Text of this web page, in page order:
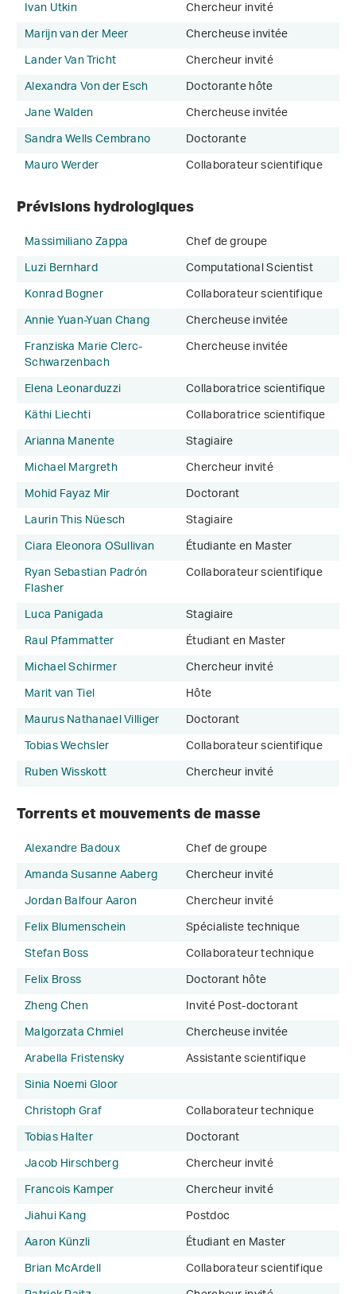
Ivan Utkin
Chercheur invité
Marijn van der Meer
Chercheuse invitée
Lander Van Tricht
Chercheur invité
Alexandra Von der Esch
Doctorante hôte
Jane Walden
Chercheuse invitée
Sandra Wells Cembrano
Doctorante
Mauro Werder
Collaborateur scientifique
Prévisions hydrologiques
Massimiliano Zappa
Chef de groupe
Luzi Bernhard
Computational Scientist
Konrad Bogner
Collaborateur scientifique
Annie Yuan-Yuan Chang
Chercheuse invitée
Franziska Marie Clerc-
Schwarzenbach
Chercheuse invitée
Elena Leonarduzzi
Collaboratrice scientifique
Käthi Liechti
Collaboratrice scientifique
Arianna Manente
Stagiaire
Michael Margreth
Chercheur invité
Mohid Fayaz Mir
Doctorant
Laurin This Nüesch
Stagiaire
Ciara Eleonora OSullivan
Étudiante en Master
Ryan Sebastian Padrón
Flasher
Collaborateur scientifique
Luca Panigada
Stagiaire
Raul Pfammatter
Étudiant en Master
Michael Schirmer
Chercheur invité
Marit van Tiel
Hôte
Maurus Nathanael Villiger
Doctorant
Tobias Wechsler
Collaborateur scientifique
Ruben Wisskott
Chercheur invité
Torrents et mouvements de masse
Alexandre Badoux
Chef de groupe
Amanda Susanne Aaberg
Chercheur invité
Jordan Balfour Aaron
Chercheur invité
Felix Blumenschein
Spécialiste technique
Stefan Boss
Collaborateur technique
Felix Bross
Doctorant hôte
Zheng Chen
Invité Post-doctorant
Malgorzata Chmiel
Chercheuse invitée
Arabella Fristensky
Assistante scientifique
Sinia Noemi Gloor
Christoph Graf
Collaborateur technique
Tobias Halter
Doctorant
Jacob Hirschberg
Chercheur invité
Francois Kamper
Chercheur invité
Jiahui Kang
Postdoc
Aaron Künzli
Étudiant en Master
Brian McArdell
Collaborateur scientifique